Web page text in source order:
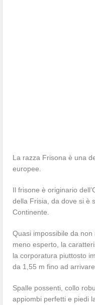
La razza Frisona è una
europee.
Il frisone è originario
della Frisia, da dove si è
Continente.
Quasi impossibile da non
meno esperto, la
la corporatura piuttosto
da 1,55 m fino ad
Spalle possenti, collo
appiombi perfetti e piedi